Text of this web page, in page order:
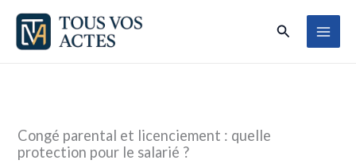
Aller
contenu
Rechercher
Congé parental et licenciement : quelle
protection pour le salarié ?